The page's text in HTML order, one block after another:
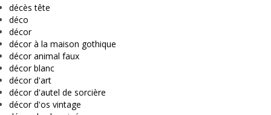
décès tête
déco
décor
décor à la maison gothique
décor animal faux
décor blanc
décor d'art
décor d'autel de sorcière
décor d'os vintage